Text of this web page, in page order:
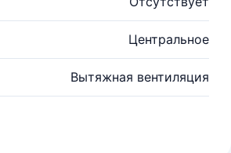
Центральное
Вытяжная вентиляция